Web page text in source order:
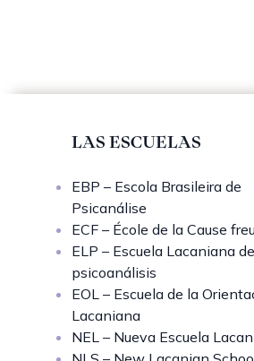
LAS ESCUELAS
EBP – Escola Brasileira de
Psicanálise
ECF – École de la Cause
ELP – Escuela Lacaniana de
psicoanálisis
EOL – Escuela de la
Lacaniana
NEL – Nueva Escuela